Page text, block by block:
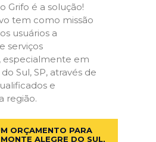
Grifo é a solução!
tem como missão
usuários a
serviços
em
Sul, SP, através de
e
região.
ORÇAMENTO PARA
ALEGRE DO SUL,